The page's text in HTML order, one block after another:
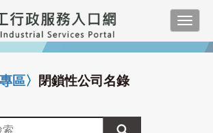
區〉 閉鎖性公司名錄